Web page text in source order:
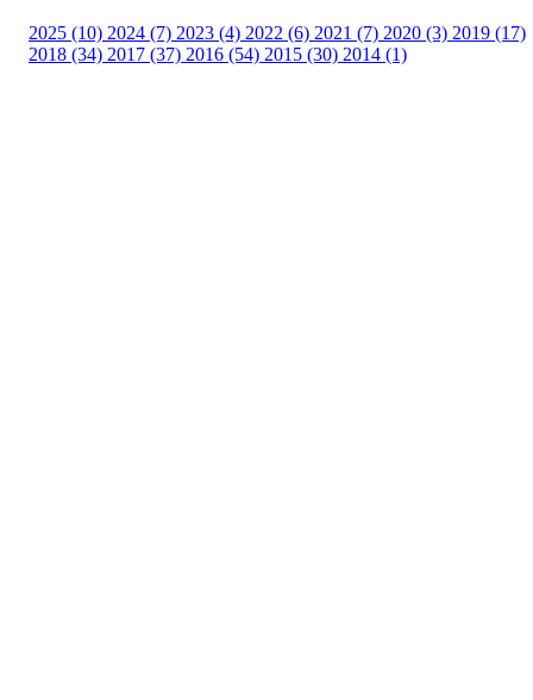
2025 (10) 2024 (7) 2023 (4) 2022 (6) 2021 (7) 2020 (3) 2019 (17)
2018 (34) 2017 (37) 2016 (54) 2015 (30) 2014 (1)